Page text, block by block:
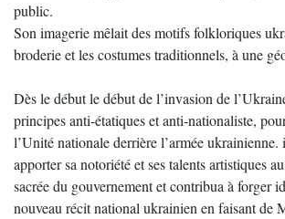
public.
Son imagerie mêlait des motifs folkloriques
broderie et les costumes traditionnels, à une
Dès le début le début de l’invasion de
principes anti-étatiques et anti-nationaliste,
l’Unité nationale derrière l’armée ukrainienne.
apporter sa notoriété et ses talents artistiques
sacrée du gouvernement et contribua à forger
nouveau récit national ukrainien en faisant de